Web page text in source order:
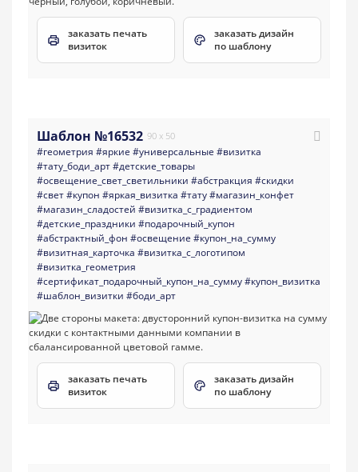
заказать печать
визиток
заказать дизайн
по шаблону
Шаблон №16532 90 x 50
#геометрия #яркие #универсальные #визитка
#тату_боди_арт#детские_товары
#освещение_свет_светильники #абстракция #скидки
#свет#купон #яркая_визитка #тату#магазин_конфет
#магазин_сладостей #визитка_с_градиентом
#детские_праздники #подарочный_купон
#абстрактный_фон #освещение #купон_на_сумму
#визитная_карточка #визитка_с_логотипом
#визитка_геометрия
#сертификат_подарочный_купон_на_сумму#купон_визитка
#шаблон_визитки #боди_арт
заказать печать
визиток
заказать дизайн
по шаблону